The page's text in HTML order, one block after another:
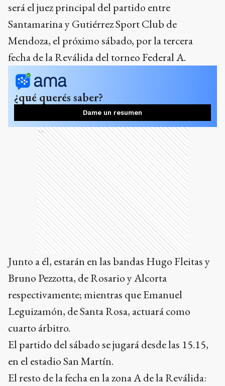
será el juez principal del partido entre
Santamarina y Gutiérrez Sport Club de
Mendoza, el próximo sábado, por la tercera
fecha de la Reválida del torneo Federal A.
¿qué querés saber?
Dame un resumen
Ads
Junto a él, estarán en las bandas Hugo Fleitas y
Bruno Pezzotta, de Rosario y Alcorta
respectivamente; mientras que Emanuel
Leguizamón, de Santa Rosa, actuará como
cuarto árbitro.
El partido del sábado se jugará desde las 15.15,
en el estadio San Martín.
El resto de la fecha en la zona A de la Reválida: